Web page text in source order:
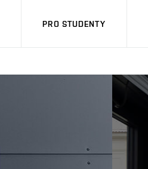
PRO STUDENTY